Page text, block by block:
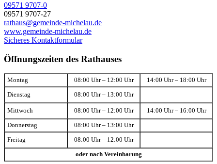
09571 9707-0
09571 9707-27
rathaus@gemeinde-michelau.de
www.gemeinde-michelau.de
Sicheres Kontaktformular
Öffnungszeiten des Rathauses
Montag 08:00 Uhr – 12:00 Uhr 14:00 Uhr – 18:00 Uhr
Dienstag 08:00 Uhr – 13:00 Uhr
Mittwoch 08:00 Uhr – 12:00 Uhr 14:00 Uhr – 16:00 Uhr
Donnerstag 08:00 Uhr – 13:00 Uhr
Freitag 08:00 Uhr – 12:00 Uhr
oder nach Vereinbarung